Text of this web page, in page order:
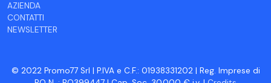
AZIENDA
CONTATTI
NEWSLETTER
© 2022 Promo77 Srl | P.IVA e C.F.: 01938331202 | Reg. Imprese di